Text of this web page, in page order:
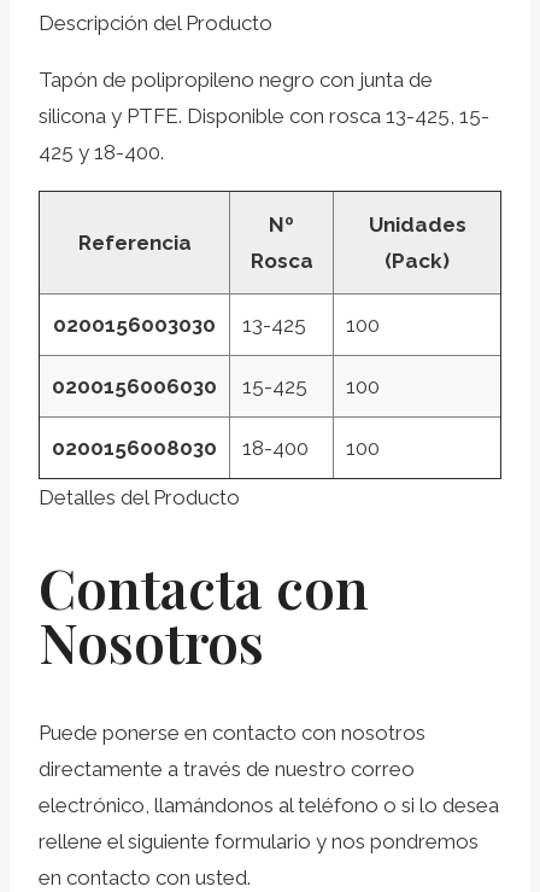
Descripción del Producto
Tapón de polipropileno negro con junta de
silicona y PTFE. Disponible con rosca 13-425, 15-
425 y 18-400.
Referencia
Nº
Rosca
Unidades
(Pack)
0200156003030 13-425 100
0200156006030 15-425 100
0200156008030 18-400 100
Detalles del Producto
Contacta con
Nosotros
Puede ponerse en contacto con nosotros
directamente a través de nuestro correo
electrónico, llamándonos al teléfono o si lo desea
rellene el siguiente formulario y nos pondremos
en contacto con usted.